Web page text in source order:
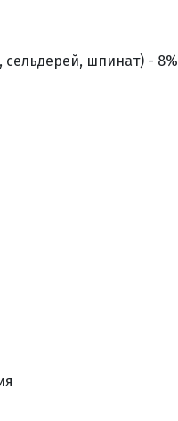
сельдерей, шпинат) - 8%